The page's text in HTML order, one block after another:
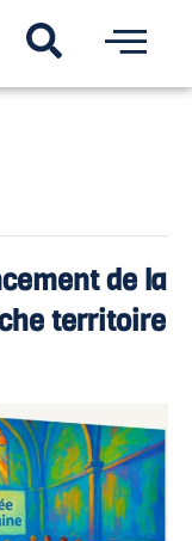
de la
territoire